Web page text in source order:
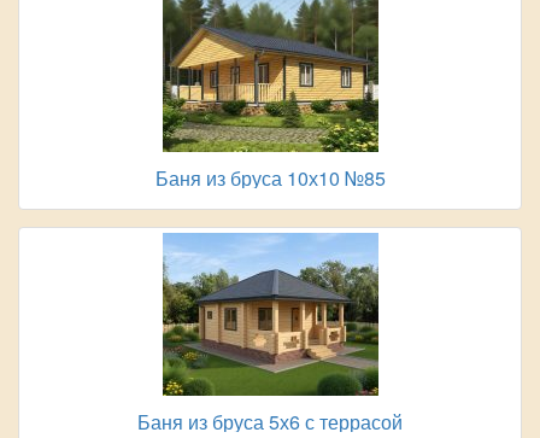
Баня из бруса 10х10 №85
Баня из бруса 5х6 с террасой